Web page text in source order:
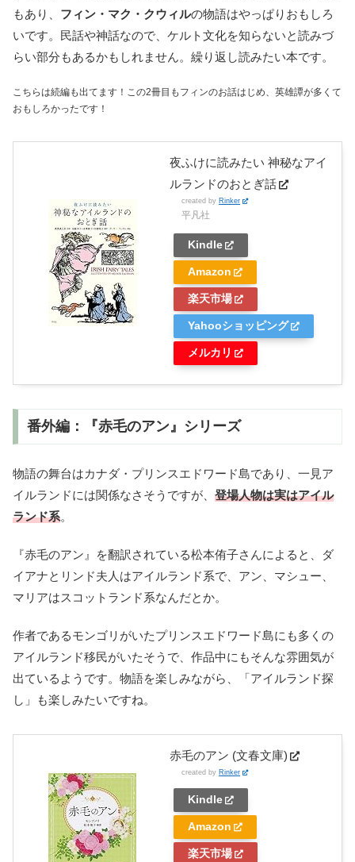
もあり、 フィン・マク・クウィルの物語はやっぱりおもしろ
いです。民話や神話なので、ケルト文化を知らないと読みづ
らい部分もあるかもしれません。繰り返し読みたい本です。
こちらは続編も出てます！この2冊目もフィンのお話はじめ、英雄譚が多くて
おもしろかったです！
夜ふけに読みたい 神秘なアイ
ルランドのおとぎ話
created by Rinker
平凡社
Kindle
Amazon
楽天市場
Yahooショッピング
メルカリ
番外編：『赤毛のアン』シリーズ
物語の舞台はカナダ・プリンスエドワード島であり、一見ア
イルランドには関係なさそうですが、 登場人物は実はアイル
ランド系。
『赤毛のアン』を翻訳されている松本侑子さんによると、ダ
イアナとリンド夫人はアイルランド系で、アン、マシュー、
マリアはスコットランド系なんだとか。
作者であるモンゴリがいたプリンスエドワード島にも多くの
アイルランド移民がいたそうで、作品中にもそんな雰囲気が
出ているようです。物語を楽しみながら、「アイルランド探
し」も楽しみたいですね。
赤毛のアン (文春文庫)
created by Rinker
Kindle
Amazon
楽天市場